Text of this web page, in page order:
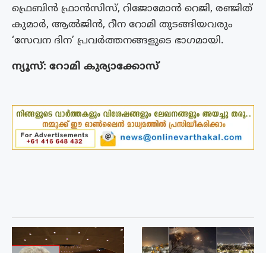
ഫ്രെബിൻ ഫ്രാൻസിസ്, റിജോമോൻ റെജി, രഞ്ജിത്
കുമാർ, ആൽജിൻ, റീന റോമി തുടങ്ങിയവരും
‘സേവന ദിന’ പ്രവർത്തനങ്ങളുടെ ഭാഗമായി.
ന്യൂസ്: റോമി കുര്യാക്കോസ്